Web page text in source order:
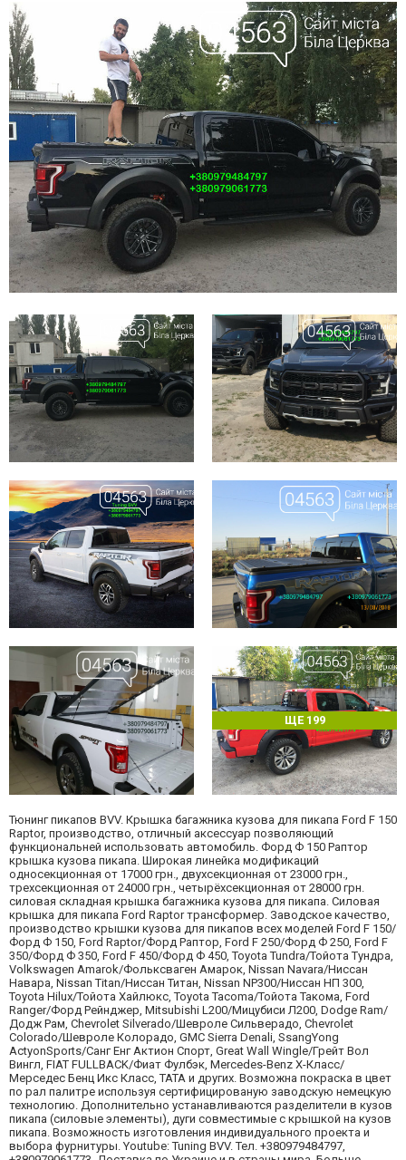
ЩЕ 199
Тюнинг пикапов BVV. Крышка багажника кузова для пикапа Ford F 150
Raptor, производство, отличный аксессуар позволяющий
функциональней использовать автомобиль. Форд Ф 150 Раптор
крышка кузова пикапа. Широкая линейка модификаций
односекционная от 17000 грн., двухсекционная от 23000 грн.,
трехсекционная от 24000 грн., четырёхсекционная от 28000 грн.
силовая складная крышка багажника кузова для пикапа. Силовая
крышка для пикапа Ford Raptor трансформер. Заводское качество,
производство крышки кузова для пикапов всех моделей Ford F 150/
Форд Ф 150, Ford Raptor/Форд Раптор, Ford F 250/Форд Ф 250, Ford F
350/Форд Ф 350, Ford F 450/Форд Ф 450, Toyota Tundra/Тойота Тундра,
Volkswagen Amarok/Фольксваген Амарок, Nissan Navara/Ниссан
Навара, Nissan Titan/Ниссан Титан, Nissan NP300/Ниссан НП 300,
Toyota Hilux/Тойота Хайлюкс, Toyota Tacoma/Тойота Такома, Ford
Ranger/Форд Рейнджер, Mitsubishi L200/Мицубиси Л200, Dodge Ram/
Додж Рам, Chevrolet Silverado/Шевроле Сильверадо, Chevrolet
Colorado/Шевроле Колорадо, GMC Sierra Denali, SsangYong
ActyonSports/Санг Енг Актион Спорт, Great Wall Wingle/Грейт Вол
Вингл, FIAT FULLBACK/Фиат Фулбэк, Mercedes-Benz X-Класс/
Мерседес Бенц Икс Класс, TATA и других. Возможна покраска в цвет
по рал палитре используя сертифицированую заводскую немецкую
технологию. Дополнительно устанавливаются разделители в кузов
пикапа (силовые элементы), дуги совместимые с крышкой на кузов
пикапа. Возможность изготовления индивидуального проекта и
выбора фурнитуры. Youtube: Tuning BVV. Тел. +380979484797,